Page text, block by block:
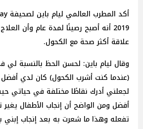
2019 أنه أصبح رصينًا لمدة عام وأن
علاقة أكثر صحة مع الكحول.
وقال ليام باين: لحسن الحظ بالنسبة لي
(عندما كنت أشرب الكحول) كان لدي
لجعلني أدرك نقاطًا مختلفة في حياتي
أفضل ومن الواضح أن إنجاب الأطفال يغير
تفعله وهذا ما شعرت به بعد إنجاب إبني